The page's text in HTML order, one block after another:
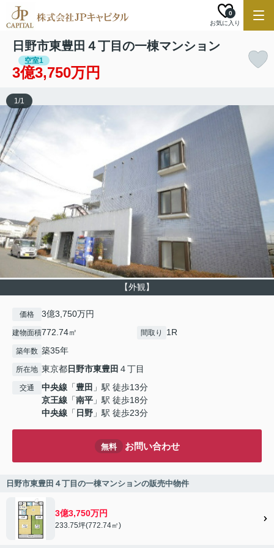
お気に入り
0
日野市東豊田４丁目の一棟マンション
空室1
3億3,750万円
【外観】
1/1
価格 3億3,750万円
建物面積772.74㎡ 間取り 1R
築年数 築35年
所在地 東京都日野市東豊田 ４丁目
交通 中央線 「豊田 」駅 徒歩13分
京王線 「南平 」駅 徒歩18分
中央線 「 日野 」駅 徒歩23分
無料 お問い合わせ
日野市東豊田４丁目の一棟マンションの販売中物件
3億3,750万円
233.75坪(772.74㎡)